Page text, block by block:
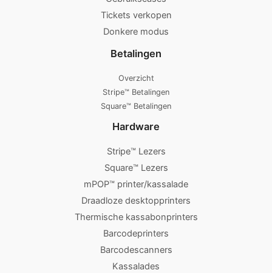
Tickets verkopen
Donkere modus
Betalingen
Overzicht
Stripe™ Betalingen
Square™ Betalingen
Hardware
Stripe™ Lezers
Square™ Lezers
mPOP™ printer/kassalade
Draadloze desktopprinters
Thermische kassabonprinters
Barcodeprinters
Barcodescanners
Kassalades